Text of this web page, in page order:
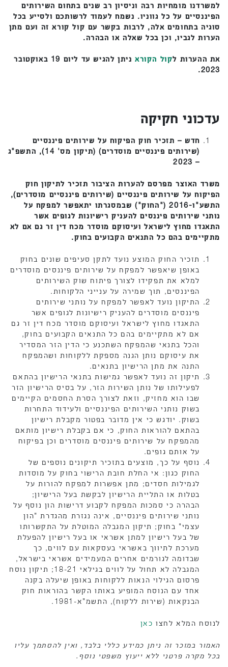
למשרדנו מומחיות רבה וניסיון רב שנים בתחום השירותים
הפיננסיים על כל גווניו. נשמח לעמוד לרשותכם ולסייע בכל
סוגיה בתחומים אלה, לרבות בקשר עם קול קורא זה ועם מתן
הערות לגביו, וכן בכל שאלה או הבהרה.
את ההערות לקול הקורא
ניתן להגיש עד ליום 19 באוקטובר
2023.
עדכוני חקיקה
חדש – תזכיר חוק הפיקוח על שירותים פיננסיים
(שירותים פיננסיים מוסדרים) (תיקון מס' 14), התשפ"ג
– 2023
משרד האוצר מפרסם להערות הציבור תזכיר לתיקון חוק
הפיקוח על שירותים פיננסיים (שירותים פיננסיים מוסדרים),
התשע"ו-2016 ("החוק") שבמסגרתו יתאפשר למפקח על
נותני שירותים פיננסים להעניק רישיונות לגופים אשר
התאגדו מחוץ לישראל ועיסוקם מוסדר מכח דין זר גם אם לא
מתקיימים בהם כל התנאים הקבועים בחוק.
תזכיר החוק המוצע נועד לתקן סעיפים שונים בחוק
באופן שיאפשר למפקח על שירותים פיננסים מוסדרים
למלא את תפקידו לצורך פיתוח שוק השירותים
הפיננסים, תוך שמירה על ענייני הלקוחות.
התיקון נועד לאפשר למפקח על נותני שירותים
פיננסים מוסדרים להעניק רישיונות לגופים אשר
התאגדו מחוץ לישראל ועיסוקם מוסדר מכח דין זר גם
אם לא מתקיימים בהם כל התנאים הקבועים בחוק,
והכל בתנאי שהמפקח השתכנע כי הדין הזר המסדיר
את עיסוקם נותן הגנה מספקת ללקוחות ושהמפקח
התנה את מתן הרישיון בתנאים.
תיקון זה נועד לאפשר גמישות בתנאי הרישיון בהתאם
לפעילותו של נותן השירות הזר, על בסיס הרישיון הזר
שבו הוא מחזיק, וזאת לצורך הסרת החסמים הקיימים
בשוק נותני השירותים הפיננסיים ולעידוד התחרות
בשוק. יודגש כי אין מדובר בפטור מקבלת רישיון
בהתאם להוראות החוק, כי אם בקבלת רישיון מותאם
מהמפקח על שירותים פיננסים מוסדרים וכן בפיקוח
על אותם גופים.
נוסף על כך, מוצעים בתזכיר תיקונים נוספים של
החוק כגון: אי החלת חובת הרישוי בחוק על מוסדות
לגמילות חסדים; מתן אפשרות למפקח להורות על
בטלות או התליית הרישיון לבקשת בעל הרישיון;
הבהרה כי סמכות המפקח לקבוע דרישות הון נוסף על
נותני שירותים פיננסיים, אינה נגזרת מהגדרת "הון
עצמי" בחוק; תיקון המגבלה המוטלת על התקשרותו
של בעל רישיון למתן אשראי או בעל רישיון להפעלת
מערכת לתיווך באשראי בעסקאות עם לווים, כך
שבדומה לגורמים אחרים המעמידים אשראי בישראל,
המגבלה לא תחול על לווים בגילאי 18-21; תיקון נוסח
פרסום הגילוי הנאות ללקוחות באופן שיעלה בקנה
אחד עם הנוסח המופיע באותו הקשר בהוראות חוק
הבנקאות (שירות ללקוח), התשמ"א-1981.
לנוסח המלא לחצו כאן
האמור במזכר זה ניתן כמידע כללי בלבד, ואין להסתמך עליו
בכל מקרה פרטני ללא ייעוץ משפטי נוסף.